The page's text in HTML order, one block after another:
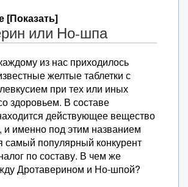
[Показать]
или Но-шпа
из нас приходилось
желтые таблетки с
при тех или иных
здоровьем. В составе
действующее вещество
и именно под этим названием
самый популярный конкурент
по составу. В чем же
Дротаверином и Но-шпой?